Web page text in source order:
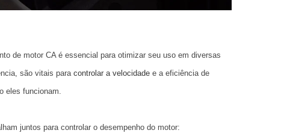
de motor CA é essencial para otimizar seu uso em diversas
são vitais para controlar a velocidade e a eficiência de
eles funcionam.
juntos para controlar o desempenho do motor: